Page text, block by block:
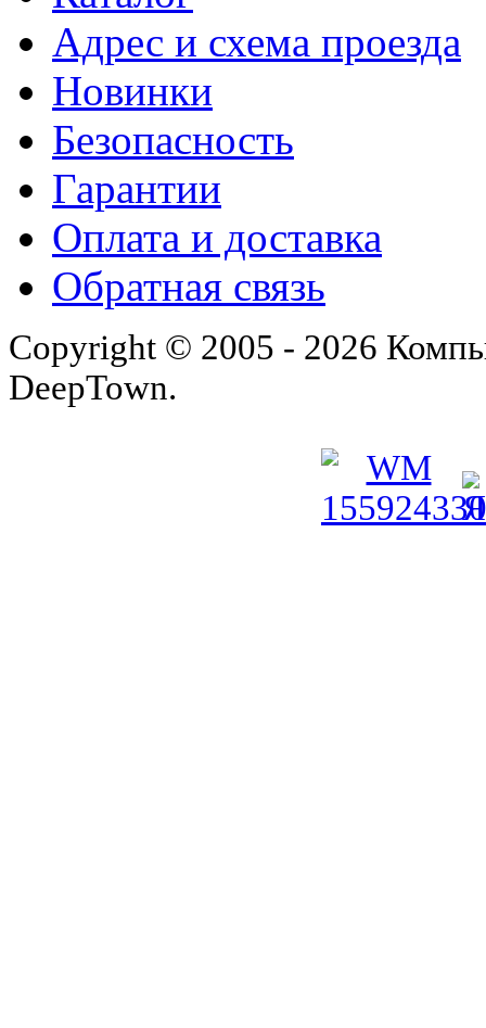
Адрес и схема проезда
Новинки
Безопасность
Гарантии
Оплата и доставка
Обратная связь
Copyright © 2005 - 2026
DeepTown.